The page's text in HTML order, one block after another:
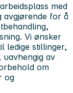
med
avgjørende for å
Vi ønsker
ledige stillinger,
av
om
og